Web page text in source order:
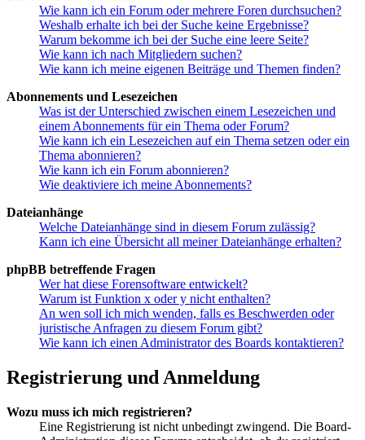
Wie kann ich ein Forum oder mehrere Foren durchsuchen?
Weshalb erhalte ich bei der Suche keine Ergebnisse?
Warum bekomme ich bei der Suche eine leere Seite?
Wie kann ich nach Mitgliedern suchen?
Wie kann ich meine eigenen Beiträge und Themen finden?
Abonnements und Lesezeichen
Was ist der Unterschied zwischen einem Lesezeichen und
einem Abonnements für ein Thema oder Forum?
Wie kann ich ein Lesezeichen auf ein Thema setzen oder ein
Thema abonnieren?
Wie kann ich ein Forum abonnieren?
Wie deaktiviere ich meine Abonnements?
Dateianhänge
Welche Dateianhänge sind in diesem Forum zulässig?
Kann ich eine Übersicht all meiner Dateianhänge erhalten?
phpBB betreffende Fragen
Wer hat diese Forensoftware entwickelt?
Warum ist Funktion x oder y nicht enthalten?
An wen soll ich mich wenden, falls es Beschwerden oder
juristische Anfragen zu diesem Forum gibt?
Wie kann ich einen Administrator des Boards kontaktieren?
Registrierung und Anmeldung
Wozu muss ich mich registrieren?
Eine Registrierung ist nicht unbedingt zwingend. Die Board-